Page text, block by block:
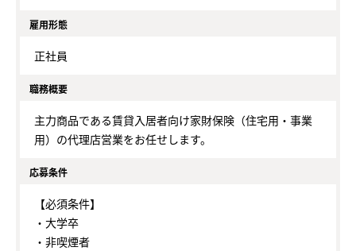
雇用形態
正社員
職務概要
主力商品である賃貸入居者向け家財保険（住宅用・事業
用）の代理店営業をお任せします。
応募条件
【必須条件】
・大学卒
・非喫煙者